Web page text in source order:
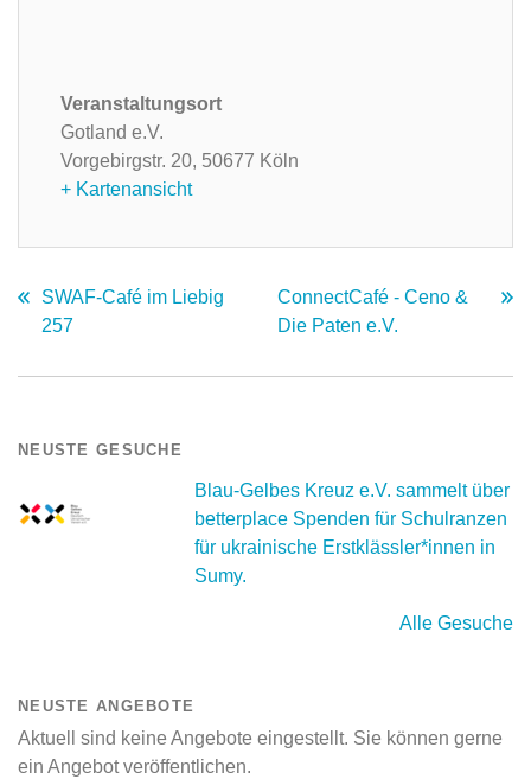
Veranstaltungsort
Gotland e.V.
Vorgebirgstr. 20, 50677 Köln
+ Kartenansicht
SWAF-Café im Liebig
257
ConnectCafé - Ceno &
Die Paten e.V.
NEUSTE GESUCHE
Blau-Gelbes Kreuz e.V. sammelt über
betterplace Spenden für Schulranzen
für ukrainische Erstklässler*innen in
Sumy.
Alle Gesuche
NEUSTE ANGEBOTE
Aktuell sind keine Angebote eingestellt. Sie können gerne
ein Angebot veröffentlichen.